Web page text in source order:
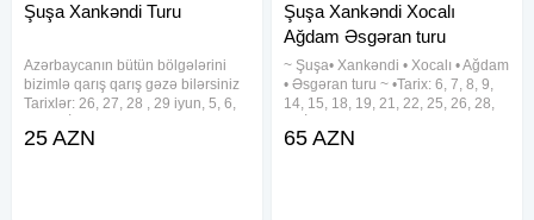
Şuşa Xankəndi Turu
Azərbaycanın bütün bölgələrini
bizimlə qarış qarış gəzə bilərsiniz
Tarixlər: 26, 27, 28 , 29 iyun, 5, 6,
sonu İstiqamətlər və qiymətlər:
25 AZN
Şuşa Xankəndi Xocalı
Ağdam Əsgəran turu
~ Şuşa• Xankəndi • Xocalı • Ağdam
• Əsgəran turu ~ •Tarix: 6, 7, 8, 9,
14, 15, 18, 19, 21, 22, 25, 26, 28,
65 azn ~ Standart paket: 70 azn
65 AZN